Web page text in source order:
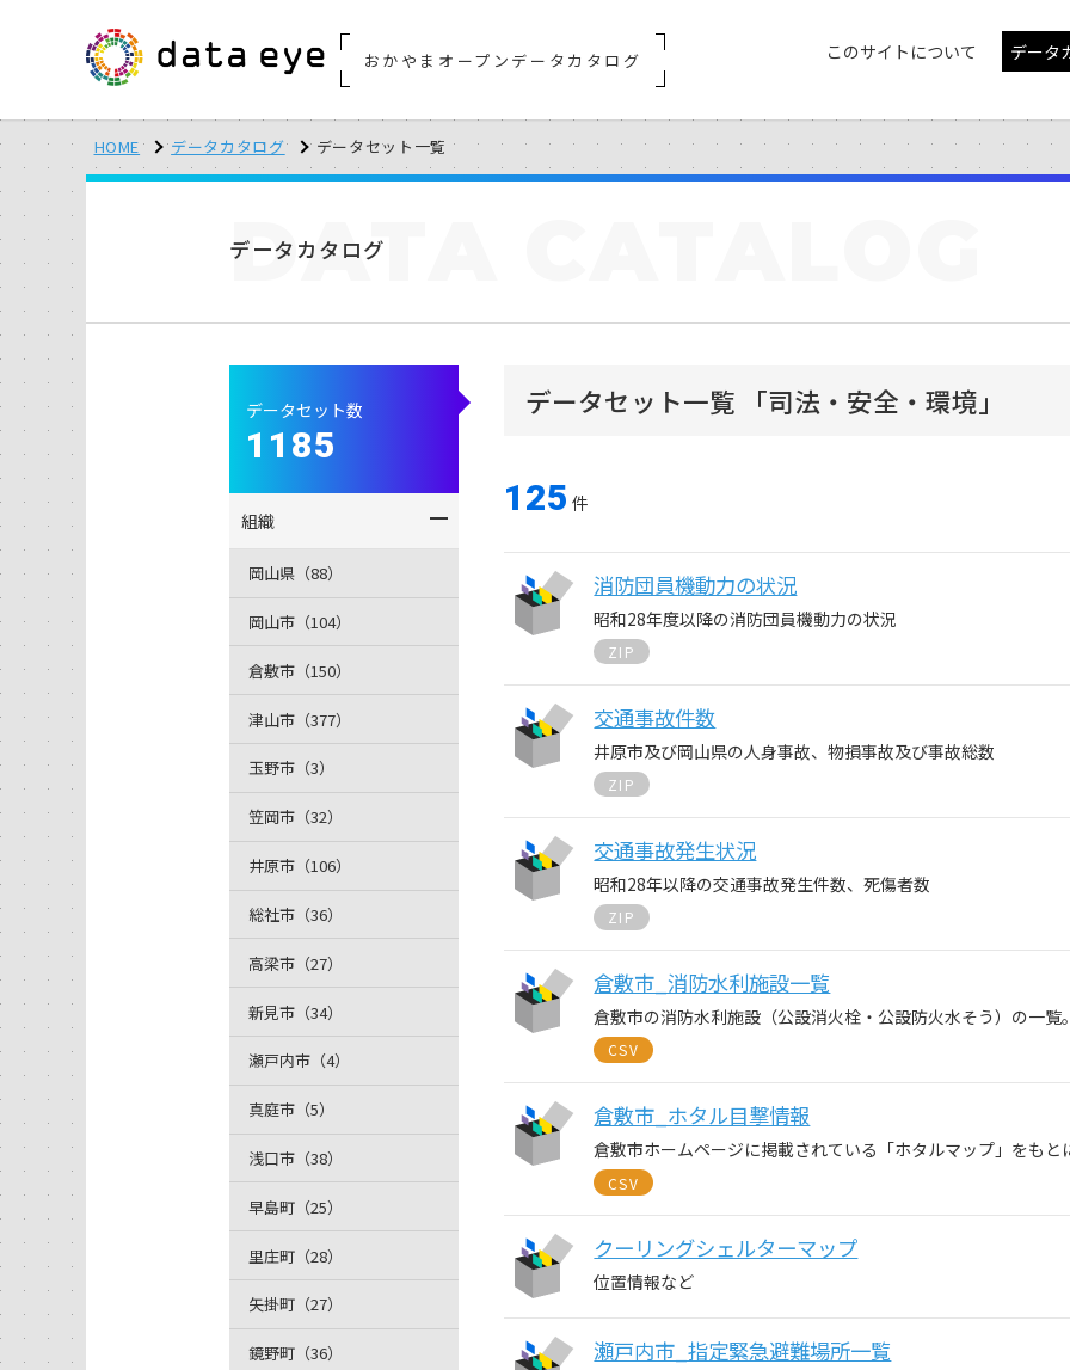
おかやまオープンデータカタログ このサイトについて データ
HOME データカタログ データセット一覧
データカタログ
DATA
データセット一覧 「司法・安全・環境」
125 件
消防団員機動力の状況
昭和28年度以降の消防団員機動力の状況
ZIP
交通事故件数
井原市及び岡山県の人身事故、物損事故及び事故総数
ZIP
交通事故発生状況
昭和28年以降の交通事故発生件数、死傷者数
ZIP
倉敷市_消防水利施設一覧
倉敷市の消防水利施設（公設消火栓・公設防火水そう）の一覧
CSV
倉敷市_ホタル目撃情報
倉敷市ホームページに掲載されている「ホタルマップ」をもと
CSV
クーリングシェルターマップ
位置情報など
瀬戸内市_指定緊急避難場所一覧
データセット数
1185
組織
岡山県（88）
岡山市（104）
倉敷市（150）
津山市（377）
玉野市（3）
笠岡市（32）
井原市（106）
総社市（36）
高梁市（27）
新見市（34）
瀬戸内市（4）
真庭市（5）
浅口市（38）
早島町（25）
里庄町（28）
矢掛町（27）
鏡野町（36）